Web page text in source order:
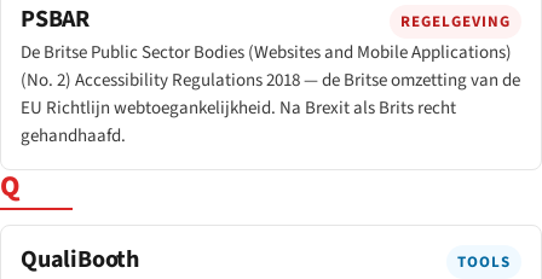
PSBAR REGELGEVING
De Britse Public Sector Bodies (Websites and Mobile Applications)
(No. 2) Accessibility Regulations 2018 — de Britse omzetting van de
EU Richtlijn webtoegankelijkheid. Na Brexit als Brits recht
gehandhaafd.
Q
QualiBooth TOOLS